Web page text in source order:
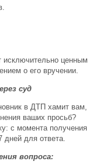
исключительно ценным
о его вручении.
суд
в ДТП хамит вам,
ваших просьб?
с момента получения
дней для ответа.
вопроса: